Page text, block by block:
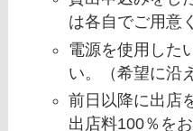
は各自でご用意
電源を使用した
い。（希望に沿
前日以降に出店
出店料100％を